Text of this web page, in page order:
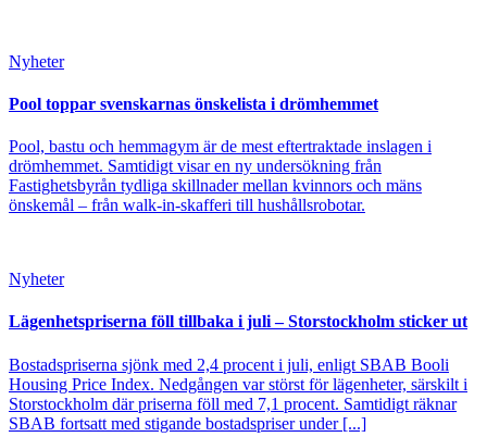
Nyheter
Pool toppar svenskarnas önskelista i drömhemmet
Pool, bastu och hemmagym är de mest eftertraktade inslagen i
drömhemmet. Samtidigt visar en ny undersökning från
Fastighetsbyrån tydliga skillnader mellan kvinnors och mäns
önskemål – från walk-in-skafferi till hushållsrobotar.
Nyheter
Lägenhetspriserna föll tillbaka i juli – Storstockholm sticker ut
Bostadspriserna sjönk med 2,4 procent i juli, enligt SBAB Booli
Housing Price Index. Nedgången var störst för lägenheter, särskilt i
Storstockholm där priserna föll med 7,1 procent. Samtidigt räknar
SBAB fortsatt med stigande bostadspriser under [...]